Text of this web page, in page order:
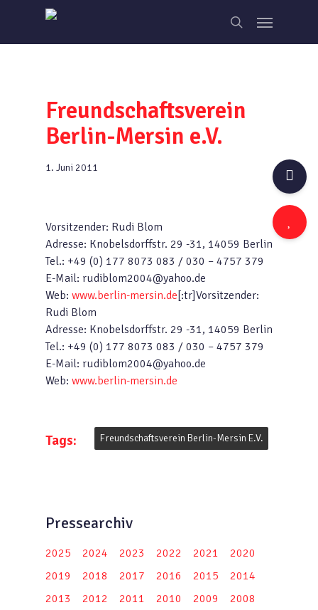
main
search
Menu
Freundschaftsverein
Berlin-Mersin e.V.
1. Juni 2011
Vorsitzender: Rudi Blom
Adresse: Knobelsdorffstr. 29 -31, 14059 Berlin
Tel.: +49 (0) 177 8073 083 / 030 – 4757 379
E-Mail: rudiblom2004@yahoo.de
Web: www.berlin-mersin.de[:tr]Vorsitzender:
Rudi Blom
Adresse: Knobelsdorffstr. 29 -31, 14059 Berlin
Tel.: +49 (0) 177 8073 083 / 030 – 4757 379
E-Mail: rudiblom2004@yahoo.de
Web: www.berlin-mersin.de
Tags: Freundschaftsverein Berlin-Mersin E.V.
Pressearchiv
2025 2024 2023 2022 2021
2020
2019
2018 2017 2016 2015
2014
2013
2012 2011 2010 2009
2008